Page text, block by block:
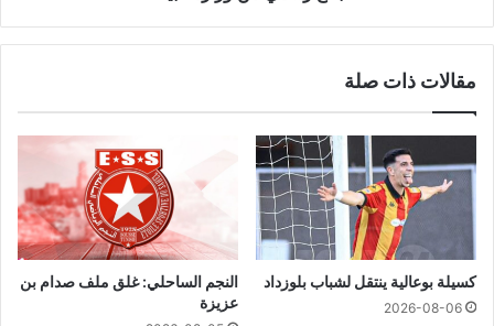
مقالات ذات صلة
كسيلة بوعالية ينتقل لشباب بلوزداد
2026-08-06
النجم الساحلي: غلق ملف صدام بن
عزيزة